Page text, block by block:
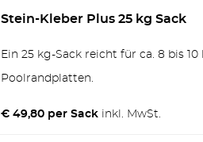
Stein-Kleber Plus 25 kg Sack
Ein 25 kg-Sack reicht für ca. 8 bis 10
Poolrandplatten.
€ 49,80 per Sackinkl. MwSt.